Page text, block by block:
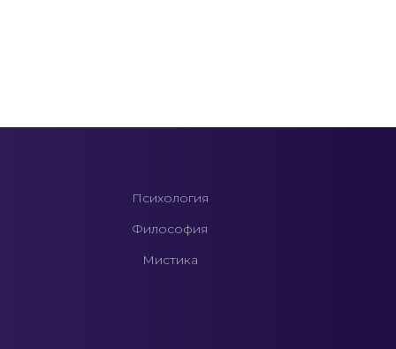
Психология
Философия
Мистика